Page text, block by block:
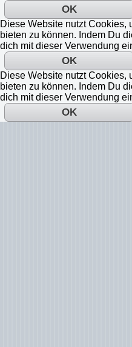
OK
Diese Website nutzt Cookies,
bieten zu können. Indem Du
dich mit dieser Verwendung
OK
Diese Website nutzt Cookies,
bieten zu können. Indem Du
dich mit dieser Verwendung
OK